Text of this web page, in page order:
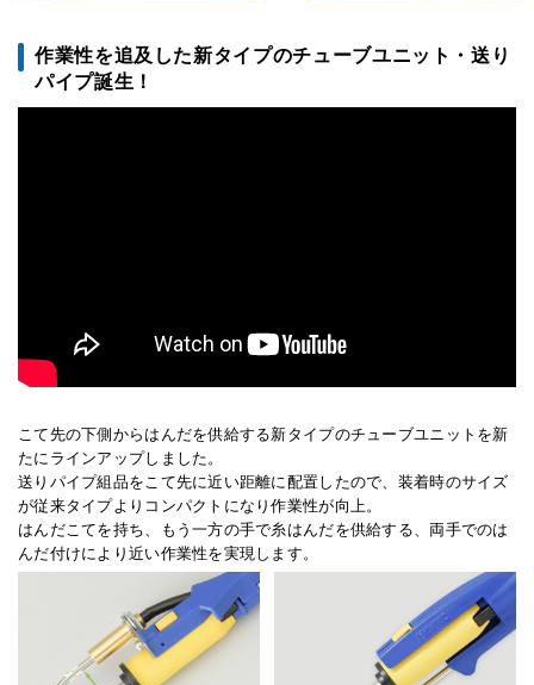
作業性を追及した新タイプのチューブユニット・送り
パイプ誕生！
こて先の下側からはんだを供給する新タイプのチューブユニットを新
たにラインアップしました。
送りパイプ組品をこて先に近い距離に配置したので、装着時のサイズ
が従来タイプよりコンパクトになり作業性が向上。
はんだこてを持ち、もう一方の手で糸はんだを供給する、両手でのは
んだ付けにより近い作業性を実現します。